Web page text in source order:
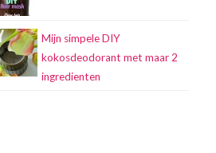
Mijn simpele DIY
kokosdeodorant met maar 2
ingredienten